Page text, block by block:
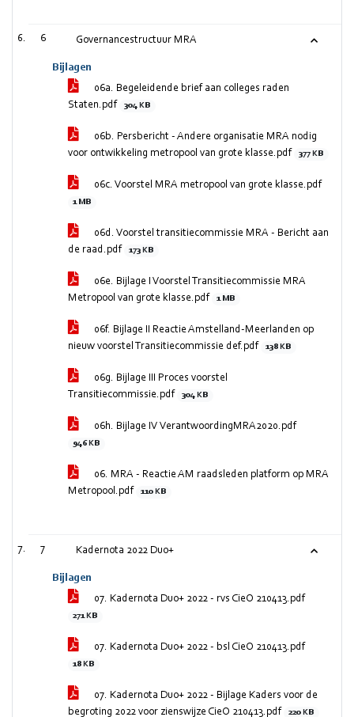
6 Governancestructuur MRA
Bijlagen
06a. Begeleidende brief aan colleges raden
Staten.pdf
304 KB
06b. Persbericht - Andere organisatie MRA nodig
voor ontwikkeling metropool van grote klasse.pdf
377 KB
06c. Voorstel MRA metropool van grote klasse.pdf
1 MB
06d. Voorstel transitiecommissie MRA - Bericht aan
de raad.pdf
173 KB
06e. Bijlage I Voorstel Transitiecommissie MRA
Metropool van grote klasse.pdf
1 MB
06f. Bijlage II Reactie Amstelland-Meerlanden op
nieuw voorstel Transitiecommissie def.pdf
138 KB
06g. Bijlage III Proces voorstel
Transitiecommissie.pdf
304 KB
06h. Bijlage IV VerantwoordingMRA2020.pdf
946 KB
06. MRA - Reactie AM raadsleden platform op MRA
Metropool.pdf
110 KB
7 Kadernota 2022 Duo+
Bijlagen
07. Kadernota Duo+ 2022 - rvs CieO 210413.pdf
271 KB
07. Kadernota Duo+ 2022 - bsl CieO 210413.pdf
18 KB
07. Kadernota Duo+ 2022 - Bijlage Kaders voor de
begroting 2022 voor zienswijze CieO 210413.pdf
220 KB